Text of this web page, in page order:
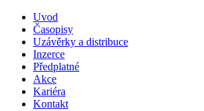
Uvod
Časopisy
Uzávěrky a distribuce
Inzerce
Předplatné
Akce
Kariéra
Kontakt